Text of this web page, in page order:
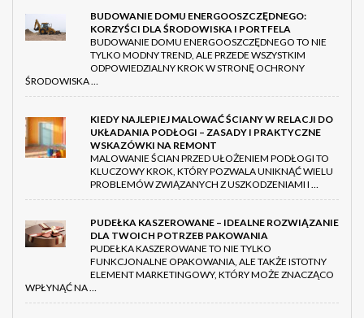
BUDOWANIE DOMU ENERGOOSZCZĘDNEGO:
KORZYŚCI DLA ŚRODOWISKA I PORTFELA
BUDOWANIE DOMU ENERGOOSZCZĘDNEGO TO NIE
TYLKO MODNY TREND, ALE PRZEDE WSZYSTKIM
ODPOWIEDZIALNY KROK W STRONĘ OCHRONY
ŚRODOWISKA …
KIEDY NAJLEPIEJ MALOWAĆ ŚCIANY W RELACJI DO
UKŁADANIA PODŁOGI – ZASADY I PRAKTYCZNE
WSKAZÓWKI NA REMONT
MALOWANIE ŚCIAN PRZED UŁOŻENIEM PODŁOGI TO
KLUCZOWY KROK, KTÓRY POZWALA UNIKNĄĆ WIELU
PROBLEMÓW ZWIĄZANYCH Z USZKODZENIAMI I …
PUDEŁKA KASZEROWANE – IDEALNE ROZWIĄZANIE
DLA TWOICH POTRZEB PAKOWANIA
PUDEŁKA KASZEROWANE TO NIE TYLKO
FUNKCJONALNE OPAKOWANIA, ALE TAKŻE ISTOTNY
ELEMENT MARKETINGOWY, KTÓRY MOŻE ZNACZĄCO
WPŁYNĄĆ NA …